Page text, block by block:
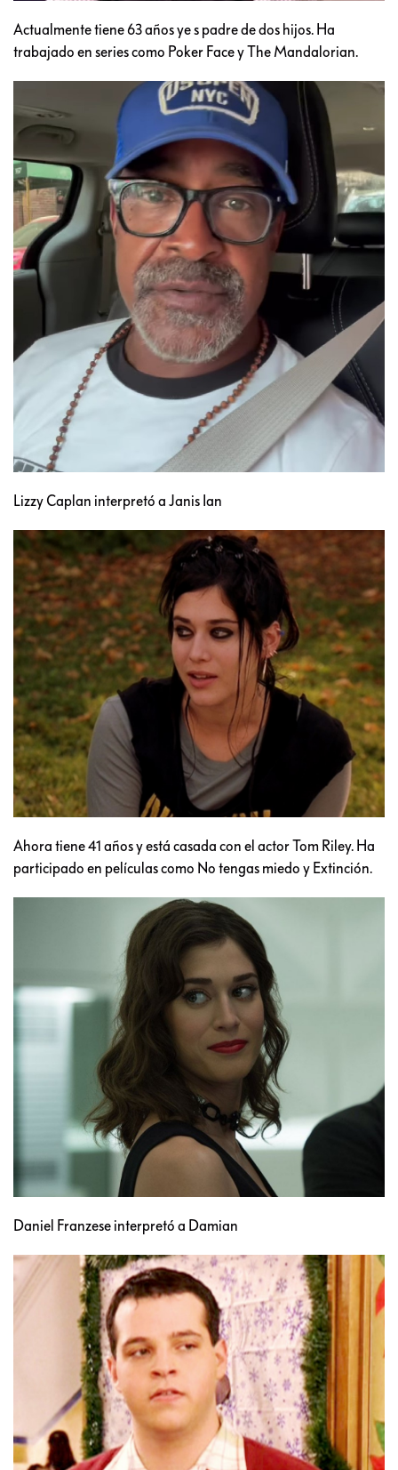
Actualmente tiene 63 años ye s padre de dos hijos. Ha
trabajado en series como Poker Face y The Mandalorian.
Lizzy Caplan interpretó a Janis Ian
Ahora tiene 41 años y está casada con el actor Tom Riley. Ha
participado en películas como No tengas miedo y Extinción.
Daniel Franzese interpretó a Damian